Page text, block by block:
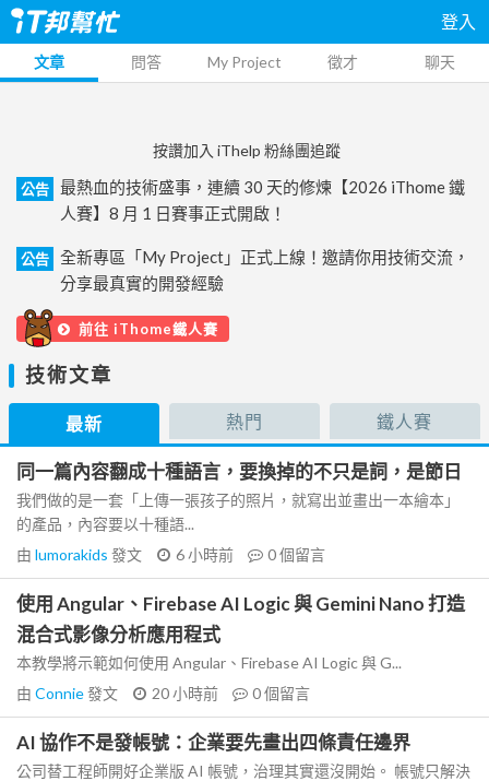
登入
文章 問答 My Project 徵才 聊天
按讚加入 iThelp 粉絲團追蹤
公告
最熱血的技術盛事，連續 30 天的修煉【2026 iThome 鐵
人賽】8 月 1 日賽事正式開啟！
公告
全新專區「My Project」正式上線！邀請你用技術交流，
分享最真實的開發經驗
前往 iThome鐵人賽
技術文章
最新 熱門 鐵人賽
同一篇內容翻成十種語言，要換掉的不只是詞，是節日
我們做的是一套「上傳一張孩子的照片，就寫出並畫出一本繪本」
的產品，內容要以十種語...
由 lumorakids 發文 6 小時前 0個留言
使用 Angular、Firebase AI Logic 與 Gemini Nano 打造
混合式影像分析應用程式
本教學將示範如何使用 Angular、Firebase AI Logic 與 G...
由 Connie發文 20 小時前 0個留言
AI 協作不是發帳號：企業要先畫出四條責任邊界
公司替工程師開好企業版 AI 帳號，治理其實還沒開始。 帳號只解決